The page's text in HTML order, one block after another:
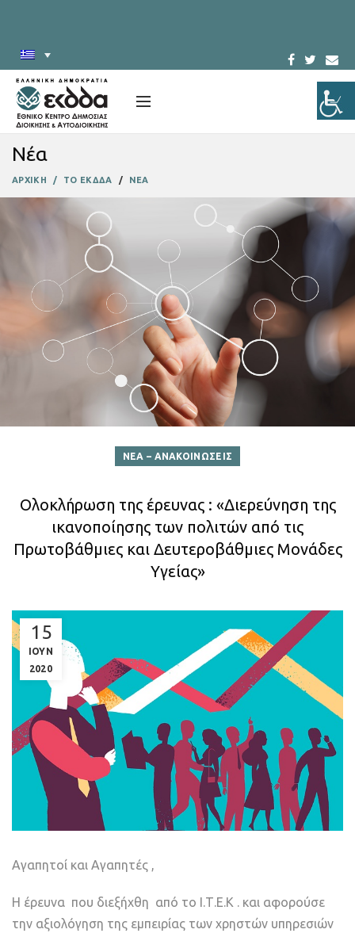
Νέα
ΑΡΧΙΚΗ ΤΟ ΕΚΔΔΑ ΝΕΑ
ΝΕΑ – ΑΝΑΚΟΙΝΩΣΕΙΣ
Ολοκλήρωση της έρευνας : «Διερεύνηση της
ικανοποίησης των πολιτών από τις
Πρωτοβάθμιες και Δευτεροβάθμιες Μονάδες
Υγείας»
15
ΙΟΥΝ
2020
Αγαπητοί και Αγαπητές ,
Η έρευνα που διεξήχθη από το Ι.Τ.Ε.Κ . και αφορούσε
την αξιολόγηση της εμπειρίας των χρηστών υπηρεσιών